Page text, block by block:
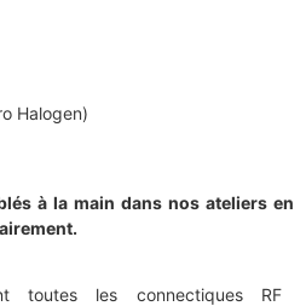
Halogen)
à la main dans nos ateliers en
toutes les connectiques RF